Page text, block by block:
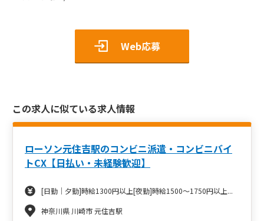
Web応募
この求人に似ている求人情報
ローソン元住吉駅のコンビニ派遣・コンビニバイ
トCX【日払い・未経験歓迎】
[日勤｜夕勤]時給1300円以上[夜勤]時給1500～1750円以上...
神奈川県 川崎市 元住吉駅